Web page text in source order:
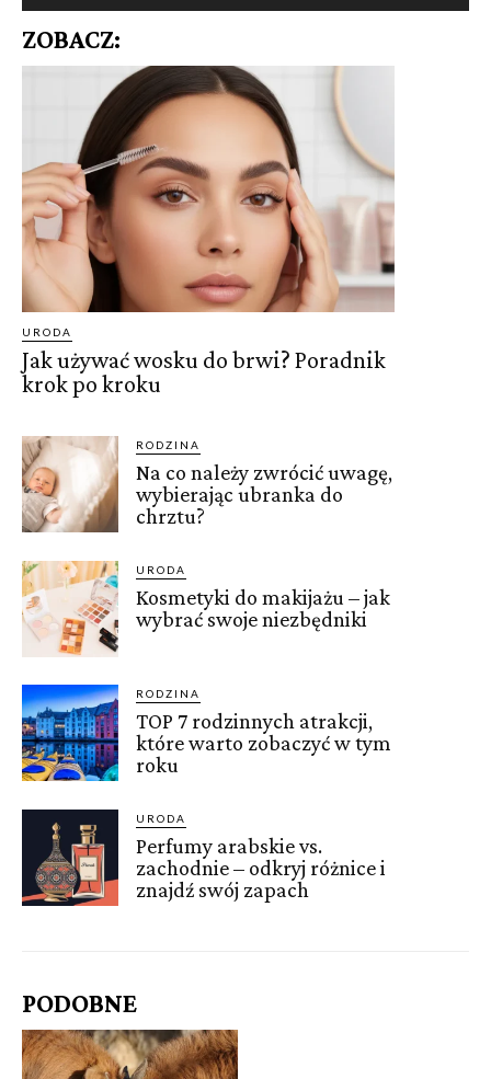
ZOBACZ:
URODA
Jak używać wosku do brwi? Poradnik
krok po kroku
RODZINA
Na co należy zwrócić uwagę,
wybierając ubranka do
chrztu?
URODA
Kosmetyki do makijażu – jak
wybrać swoje niezbędniki
RODZINA
TOP 7 rodzinnych atrakcji,
które warto zobaczyć w tym
roku
URODA
Perfumy arabskie vs.
zachodnie – odkryj różnice i
znajdź swój zapach
PODOBNE